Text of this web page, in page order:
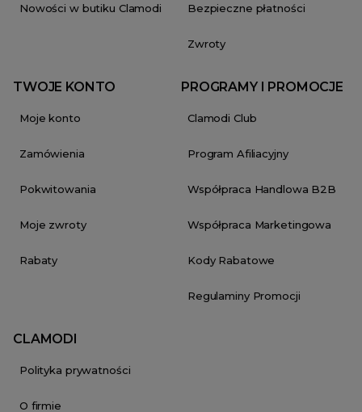
Nowości w butiku Clamodi Bezpieczne płatności
Zwroty
TWOJE KONTO
Moje konto
Zamówienia
Pokwitowania
Moje zwroty
Rabaty
PROGRAMY I PROMOCJE
Clamodi Club
Program Afiliacyjny
Współpraca Handlowa B2B
Współpraca Marketingowa
Kody Rabatowe
Regulaminy Promocji
CLAMODI
Polityka prywatności
O firmie